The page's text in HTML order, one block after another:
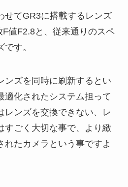
せてGR3に搭載するレンズ
F値F2.8と、従来通りのスペ
す。
ンズを同時に刷新するとい
適化されたシステム担って
レンズを交換できない、レ
すごく大切な事で、より緻
れたカメラという事ですよ